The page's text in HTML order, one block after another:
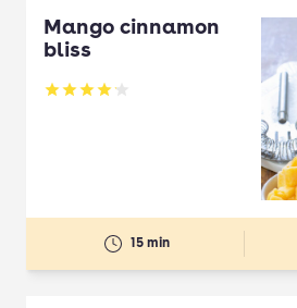
Mango cinnamon
bliss
Betyg: 4.11 av 5
15 min